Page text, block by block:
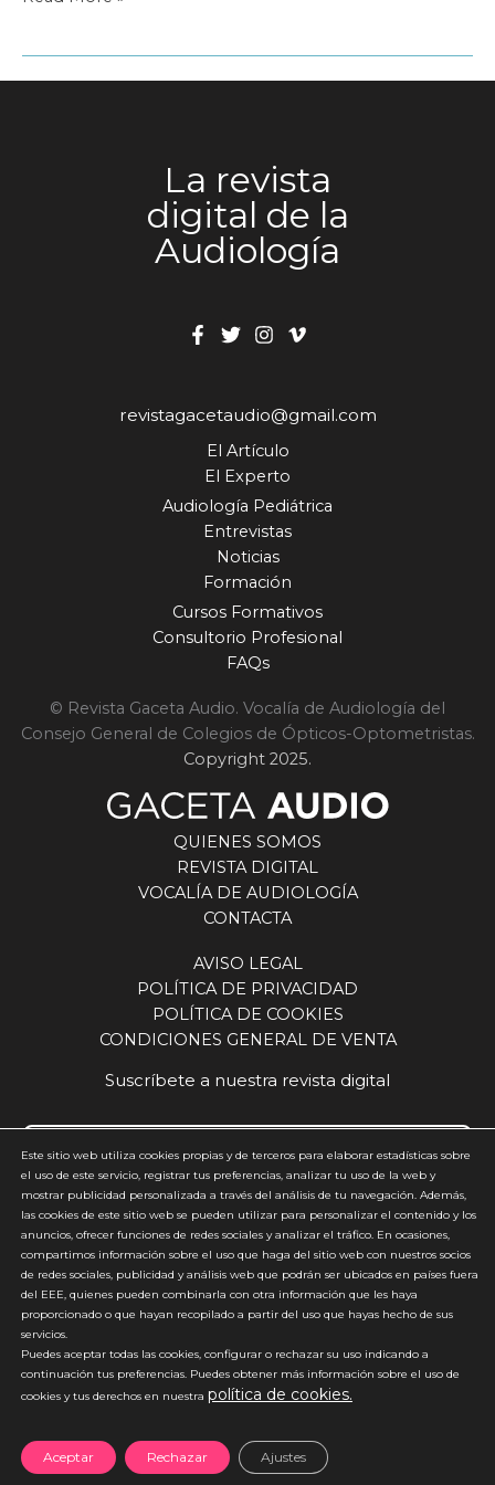
La revista
digital de la
Audiología
revistagacetaudio@gmail.com
El Artículo
El Experto
Audiología Pediátrica
Entrevistas
Noticias
Formación
Cursos Formativos
Consultorio Profesional
FAQs
© Revista Gaceta Audio. Vocalía de Audiología del
Consejo General de Colegios de Ópticos-Optometristas.
Copyright 2025.
QUIENES SOMOS
REVISTA DIGITAL
VOCALÍA DE AUDIOLOGÍA
CONTACTA
AVISO LEGAL
POLÍTICA DE PRIVACIDAD
POLÍTICA DE COOKIES
CONDICIONES GENERAL DE VENTA
Suscríbete a nuestra revista digital
Acepto y estoy de acuerdo con lapolítica de privacidad(requerido)
*
*No enviamos spam
Este sitio web utiliza cookies propias y de terceros para elaborar estadísticas sobre
el uso de este servicio, registrar tus preferencias, analizar tu uso de la web y
mostrar publicidad personalizada a través del análisis de tu navegación. Además,
las cookies de este sitio web se pueden utilizar para personalizar el contenido y los
anuncios, ofrecer funciones de redes sociales y analizar el tráfico. En ocasiones,
compartimos información sobre el uso que haga del sitio web con nuestros socios
de redes sociales, publicidad y análisis web que podrán ser ubicados en países fuera
del EEE, quienes pueden combinarla con otra información que les haya
proporcionado o que hayan recopilado a partir del uso que hayas hecho de sus
servicios.
Puedes aceptar todas las cookies, configurar o rechazar su uso indicando a
continuación tus preferencias. Puedes obtener más información sobre el uso de
cookies y tus derechos en nuestra política de cookies.
Aceptar Rechazar Ajustes